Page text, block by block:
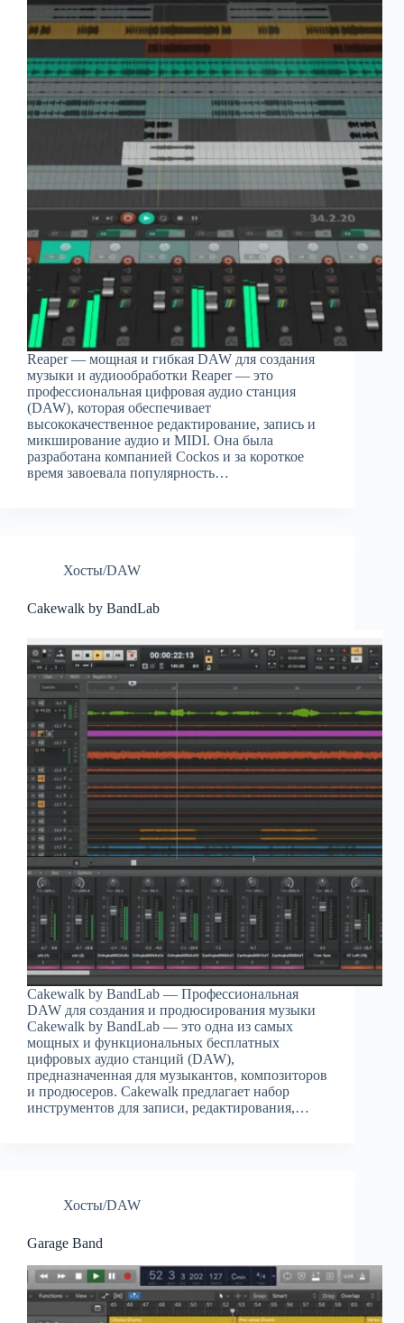
Reaper — мощная и гибкая DAW для создания
музыки и аудиообработки Reaper — это
профессиональная цифровая аудио станция
(DAW), которая обеспечивает
высококачественное редактирование, запись и
микширование аудио и MIDI. Она была
разработана компанией Cockos и за короткое
время завоевала популярность…
Хосты/DAW
Cakewalk by BandLab
Cakewalk by BandLab — Профессиональная
DAW для создания и продюсирования музыки
Cakewalk by BandLab — это одна из самых
мощных и функциональных бесплатных
цифровых аудио станций (DAW),
предназначенная для музыкантов, композиторов
и продюсеров. Cakewalk предлагает набор
инструментов для записи, редактирования,…
Хосты/DAW
Garage Band